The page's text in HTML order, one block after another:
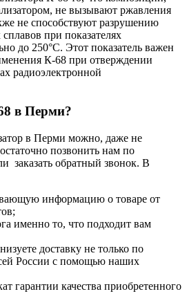
не вызывают ржавления
не способствуют разрушению
при показателях
до 250°С. Этот показатель важен
К-68 при отверждении
радиоэлектронной
в Перми?
в Перми можно, даже не
позвонить нам по
заказать обратный звонок. В
информацию о товаре от
именно то, что подходит вам
доставку не только по
России с помощью наших
гарантии качества приобретенного